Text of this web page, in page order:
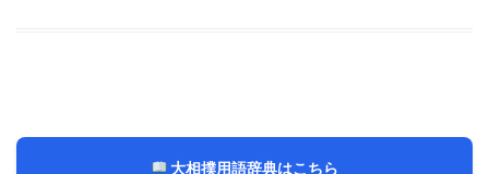
大相撲用語辞典はこちら